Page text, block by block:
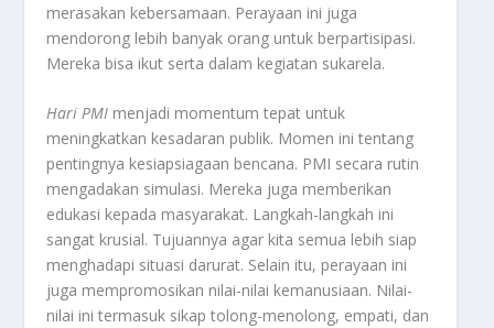
merasakan kebersamaan. Perayaan ini juga
mendorong lebih banyak orang untuk berpartisipasi.
Mereka bisa ikut serta dalam kegiatan sukarela.
Hari PMI menjadi momentum tepat untuk
meningkatkan kesadaran publik. Momen ini tentang
pentingnya kesiapsiagaan bencana. PMI secara rutin
mengadakan simulasi. Mereka juga memberikan
edukasi kepada masyarakat. Langkah-langkah ini
sangat krusial. Tujuannya agar kita semua lebih siap
menghadapi situasi darurat. Selain itu, perayaan ini
juga mempromosikan nilai-nilai kemanusiaan. Nilai-
nilai ini termasuk sikap tolong-menolong, empati, dan